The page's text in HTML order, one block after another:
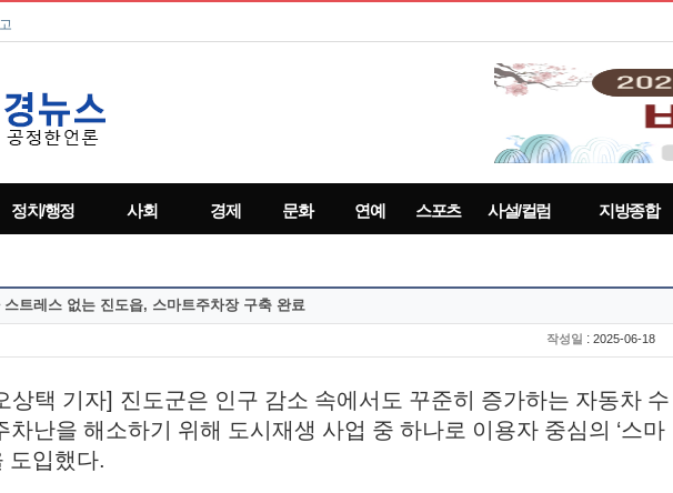
정치/행정 사회 경제 문화 연예 스포츠 사설/컬럼 지방종합
스트레스 없는 진도읍, 스마트주차장 구축 완료
작성일 : 2025-06-18
상택 기자] 진도군은 인구 감소 속에서도 꾸준히 증가하는 자동차 수
차난을 해소하기 위해 도시재생 사업 중 하나로 이용자 중심의 ‘스마
도입했다.